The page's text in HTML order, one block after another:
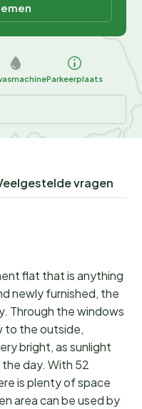
Parkeerplaats
vragen
flat that is anything
newly furnished, the
Through the windows
to the outside,
bright, as sunlight
day. With 52
is plenty of space
area can be used by